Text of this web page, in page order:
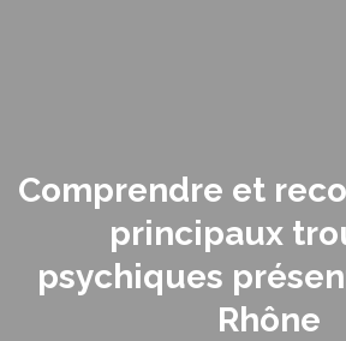
Comprendre et
principaux
psychiques
Rhône